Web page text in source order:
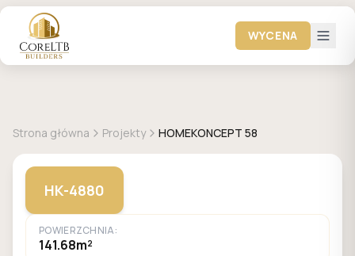
WYCENA
Strona główna Projekty HOMEKONCEPT 58
HK-4880
POWIERZCHNIA:
141.68m²